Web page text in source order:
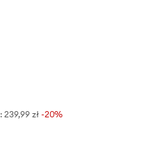
239,99 zł -20%